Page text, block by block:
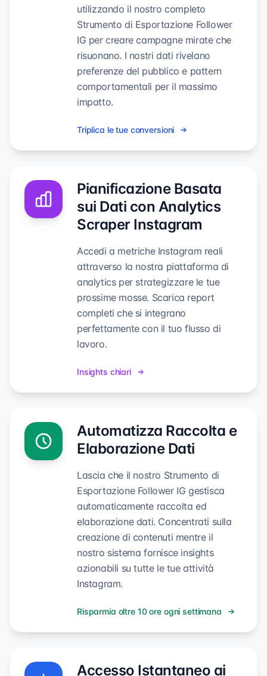
utilizzando il nostro completo
Strumento di Esportazione Follower
IG per creare campagne mirate che
risuonano. I nostri dati rivelano
preferenze del pubblico e pattern
comportamentali per il massimo
impatto.
Triplica le tue conversioni
Pianificazione Basata
sui Dati con Analytics
Scraper Instagram
Accedi a metriche Instagram reali
attraverso la nostra piattaforma di
analytics per strategizzare le tue
prossime mosse. Scarica report
completi che si integrano
perfettamente con il tuo flusso di
lavoro.
Insights chiari
Automatizza Raccolta e
Elaborazione Dati
Lascia che il nostro Strumento di
Esportazione Follower IG gestisca
automaticamente raccolta ed
elaborazione dati. Concentrati sulla
creazione di contenuti mentre il
nostro sistema fornisce insights
azionabili su tutte le tue attività
Instagram.
Risparmia oltre 10 ore ogni settimana
Accesso Istantaneo ai